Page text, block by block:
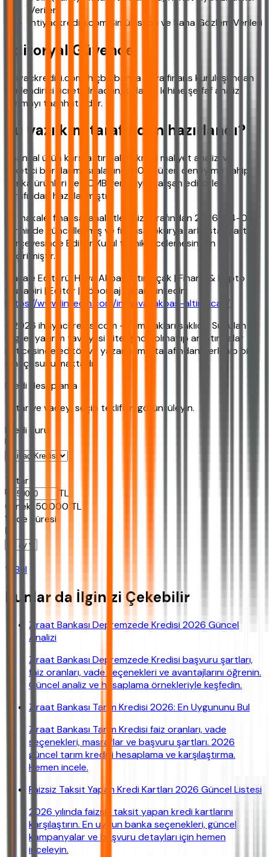
Verileri
ihtiyackredisi.com Simülasyon ve Saha Gözlem Verileri
Editoryal Güvence
ihtiyackredisi.com, hiçbir banka veya finans kuruluşundan
yönlendirici ücret almadan, kullanıcı lehine şeffaf analiz
sunmayı taahhüt eder.
Bu yazı kim tarafından hazırlandı?
Finansal ürün karşılaştırmaları, kredi maliyet analizi ve
tüketici borçlanması alanında 10 yıl üzeri deneyime sahip,
banka ürünleri ve TCMB verileriyle çalışan editörler
tarafından hazırlanmıştır.
Bu makale, finansal analistlerimiz tarafından 2026-04-02
tarihinde güncellenmiş ve finansal okuryazarlık standartları
çerçevesinde Editör Kurul teknik incelemesinden
geçirilmiştir.
Makale Editörü: Hava Akbaş Altınpıçak | Finans & Kripto
Muhabiri | Editör | Röportaj Yazarı LinkedIn:
https://www.linkedin.com/in/hava-akbas-altinpicak/
©2026 ihtiyackredisi.com - Tüm hakları saklıdır. Sunulan
bilgiler yatırım tavsiyesi niteliğinde olmayıp araştırmalar
neticesinde editör ve yazarlarımız tarafından derlenip bilgi
amaçlı sunulmaktadır.
Kredi Hesaplama
Tutar ve vadeyi seçip teklifleri görüntüleyin.
Kredi Turu
Tutar
TL
Ornek: 50.000 TL
Vade Süresi
Bul
Bunlar da İlginizi Çekebilir
Ziraat Bankası Depremzede Kredisi 2026 Güncel
Analizi
Ziraat Bankası Depremzede Kredisi başvuru şartları,
faiz oranları, vade seçenekleri ve avantajlarını öğrenin.
Güncel analiz ve hesaplama örnekleriyle keşfedin.
Ziraat Bankası Tarım Kredisi 2026: En Uygununu Bul
Ziraat Bankası Tarım Kredisi faiz oranları, vade
seçenekleri, masraflar ve başvuru şartları. 2026
güncel tarım kredisi hesaplama ve karşılaştırma.
Hemen incele.
Faizsiz Taksit Yapan Kredi Kartları 2026 Güncel Listesi
2026 yılında faizsiz taksit yapan kredi kartlarını
karşılaştırın. En uygun banka seçenekleri, güncel
kampanyalar ve başvuru detayları için hemen
inceleyin.